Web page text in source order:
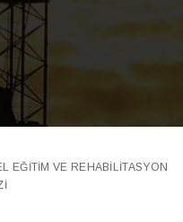
EĞİTİM VE REHABİLİTASYON